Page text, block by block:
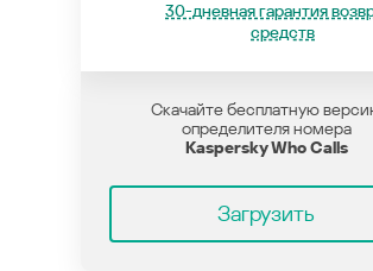
30-дневная гарантия
средств
Скачайте бесплатную
определителя номера
Kaspersky Who Calls
Загрузить